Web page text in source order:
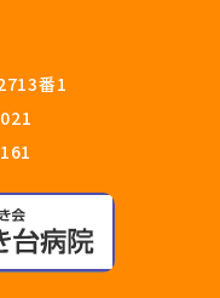
番1